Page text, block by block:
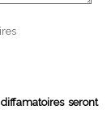
seront